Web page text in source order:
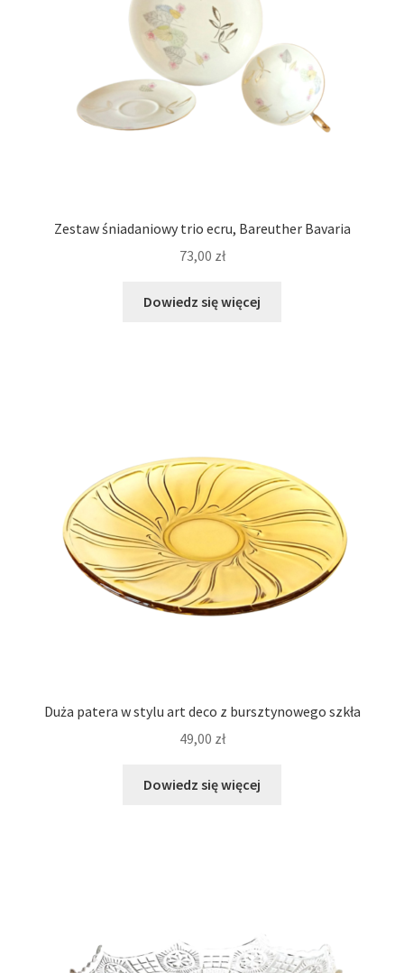
Zestaw śniadaniowy trio ecru, Bareuther Bavaria
73,00 zł
Dowiedz się więcej
Duża patera w stylu art deco z bursztynowego szkła
49,00 zł
Dowiedz się więcej